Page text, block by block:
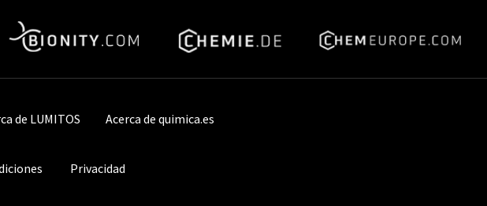
de LUMITOS Acerca de quimica.es
Privacidad